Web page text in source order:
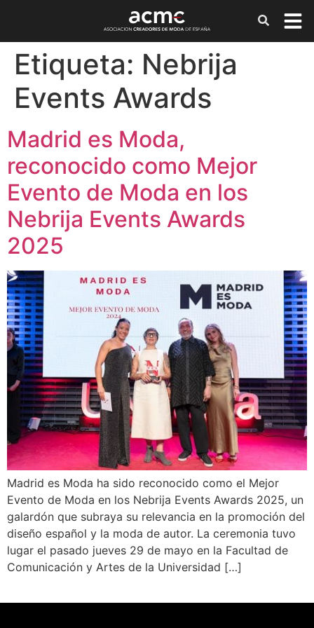
Etiqueta: Nebrija
Events Awards
Madrid es Moda,
reconocido como Mejor
Evento de Moda en los
Nebrija Events Awards
2025
Madrid es Moda ha sido reconocido como el Mejor
Evento de Moda en los Nebrija Events Awards 2025, un
galardón que subraya su relevancia en la promoción del
diseño español y la moda de autor. La ceremonia tuvo
lugar el pasado jueves 29 de mayo en la Facultad de
Comunicación y Artes de la Universidad […]